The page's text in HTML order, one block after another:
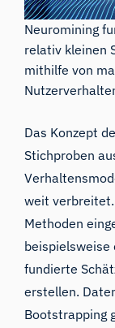
Neuromining
relativ kleinen
mithilfe von
Das Konzept
Stichproben
weit verbreitet.
Methoden
beispielsweise
fundierte
erstellen.
Bootstrapping